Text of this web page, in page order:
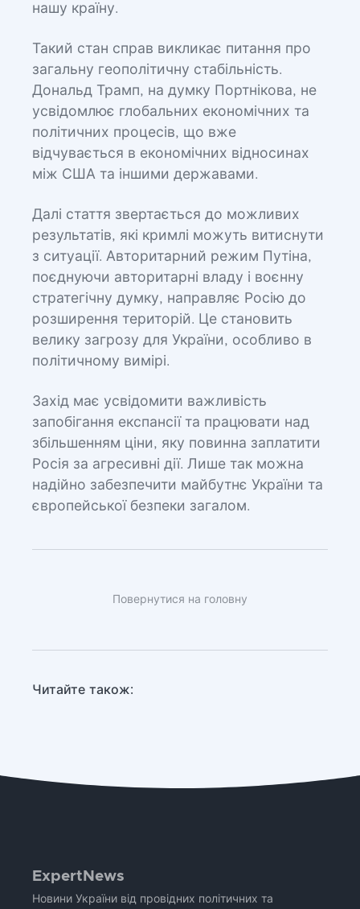
нашу країну.
Такий стан справ викликає питання про
загальну геополітичну стабільність.
Дональд Трамп, на думку Портнікова, не
усвідомлює глобальних економічних та
політичних процесів, що вже
відчувається в економічних відносинах
між США та іншими державами.
Далі стаття звертається до можливих
результатів, які кримлі можуть витиснути
з ситуації. Авторитарний режим Путіна,
поєднуючи авторитарні владу і воєнну
стратегічну думку, направляє Росію до
розширення територій. Це становить
велику загрозу для України, особливо в
політичному вимірі.
Захід має усвідомити важливість
запобігання експансії та працювати над
збільшенням ціни, яку повинна заплатити
Росія за агресивні дії. Лише так можна
надійно забезпечити майбутнє України та
європейської безпеки загалом.
Повернутися на головну
Читайте також:
ExpertNews
Новини України від провідних політичних та